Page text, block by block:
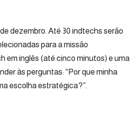
dezembro. Até 30 indtechs serão
para a missão
em inglês (até cinco minutos) e uma
às perguntas: “Por que minha
escolha estratégica?”.